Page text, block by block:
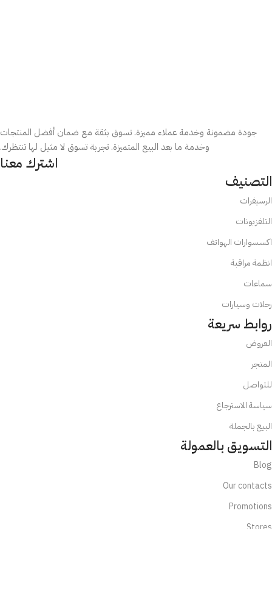
جودة مضمونة وخدمة عملاء مميزة. تسوق بثقة مع ضمان أفضل المنتجات
وخدمة ما بعد البيع المتميزة. تجربة تسوق لا مثيل لها تنتظرك.
اشترك معنا
التصنيف
الرسيفرات
التلفزيونات
اكسسوارات الهواتف
انظمة مراقبة
سماعات
رحلات وسيارات
روابط سريعة
العروض
المتجر
للتواصل
سياسة الاسترجاع
البيع بالجملة
التسويق بالعمولة
Blog
Our contacts
Promotions
Stores